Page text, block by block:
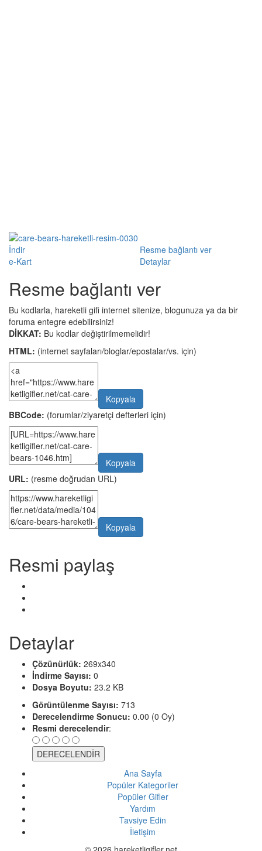
İndir
Resme bağlantı ver
e-Kart
Detaylar
Resme bağlantı ver
Bu kodlarla, hareketli gifi internet sitenize, blogunuza ya da bir
foruma entegre edebilirsiniz!
DİKKAT: Bu kodlar değiştirilmemelidir!
HTML: (internet sayfaları/bloglar/epostalar/vs. için)
Kopyala
BBCode: (forumlar/ziyaretçi defterleri için)
Kopyala
URL: (resme doğrudan URL)
Kopyala
Resmi paylaş
Detaylar
Çözünürlük: 269x340
İndirme Sayısı: 0
Dosya Boyutu: 23.2 KB
Görüntülenme Sayısı: 713
Derecelendirme Sonucu: 0.00 (0 Oy)
Resmi derecelendir:
Ana Sayfa
Popüler Kategoriler
Popüler Gifler
Yardım
Tavsiye Edin
İletişim